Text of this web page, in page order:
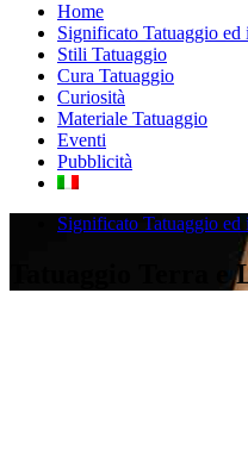
Home
Significato Tatuaggio ed
Stili Tatuaggio
Cura Tatuaggio
Curiosità
Materiale Tatuaggio
Eventi
Pubblicità
Significato Tatuaggio ed
Tatuaggio Terra e